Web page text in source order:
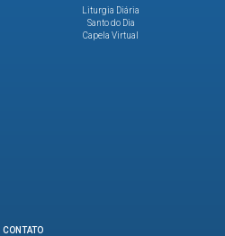
Liturgia Diária
Santo do Dia
Capela Virtual
CONTATO